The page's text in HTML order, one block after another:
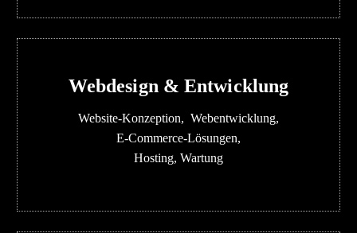
Webdesign & Entwicklung
Website-Konzeption, Webentwicklung,
E-Commerce-Lösungen,
Hosting, Wartung